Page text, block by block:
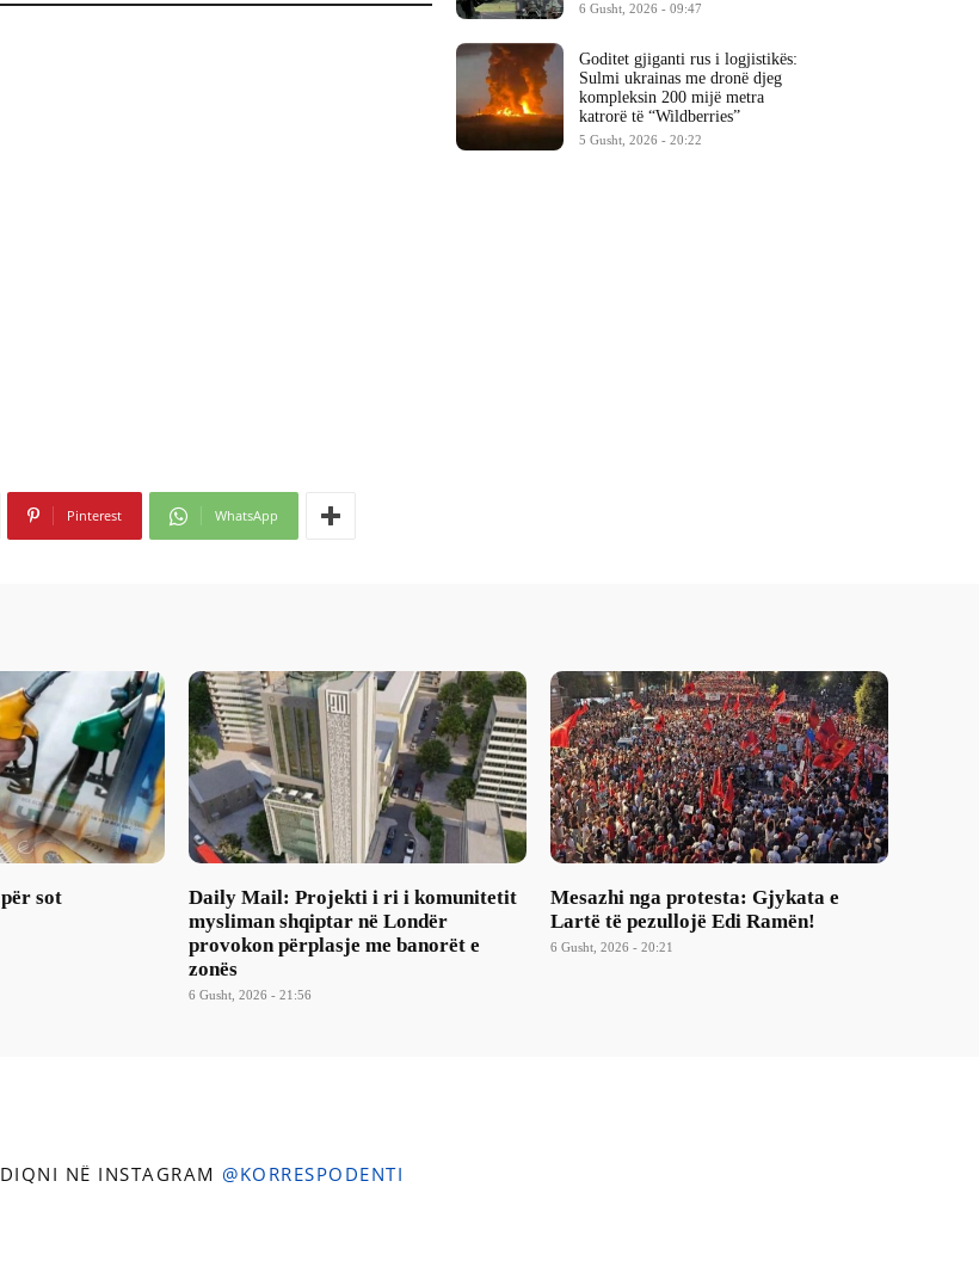
Pinterest WhatsApp
6 Gusht, 2026 - 09:47
Goditet gjiganti rus i logjistikës:
Sulmi ukrainas me dronë djeg
kompleksin 200 mijë metra
katrorë të “Wildberries”
5 Gusht, 2026 - 20:22
sot
Daily Mail: Projekti i ri i komunitetit
mysliman shqiptar në Londër
provokon përplasje me banorët e
zonës
6 Gusht, 2026 - 21:56
Mesazhi nga protesta: Gjykata e
Lartë të pezullojë Edi Ramën!
6 Gusht, 2026 - 20:21
NË INSTAGRAM @KORRESPODENTI